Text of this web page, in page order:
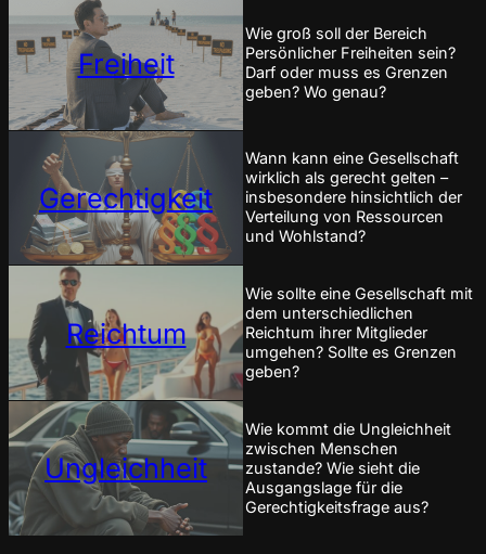
Freiheit
Wie groß soll der Bereich
Persönlicher Freiheiten sein?
Darf oder muss es Grenzen
geben? Wo genau?
Gerechtigkeit
Wann kann eine Gesellschaft
wirklich als gerecht gelten –
insbesondere hinsichtlich der
Verteilung von Ressourcen
und Wohlstand?
Reichtum
Wie sollte eine Gesellschaft mit
dem unterschiedlichen
Reichtum ihrer Mitglieder
umgehen? Sollte es Grenzen
geben?
Ungleichheit
Wie kommt die Ungleichheit
zwischen Menschen
zustande? Wie sieht die
Ausgangslage für die
Gerechtigkeitsfrage aus?